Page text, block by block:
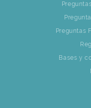
Preguntas
Bases y